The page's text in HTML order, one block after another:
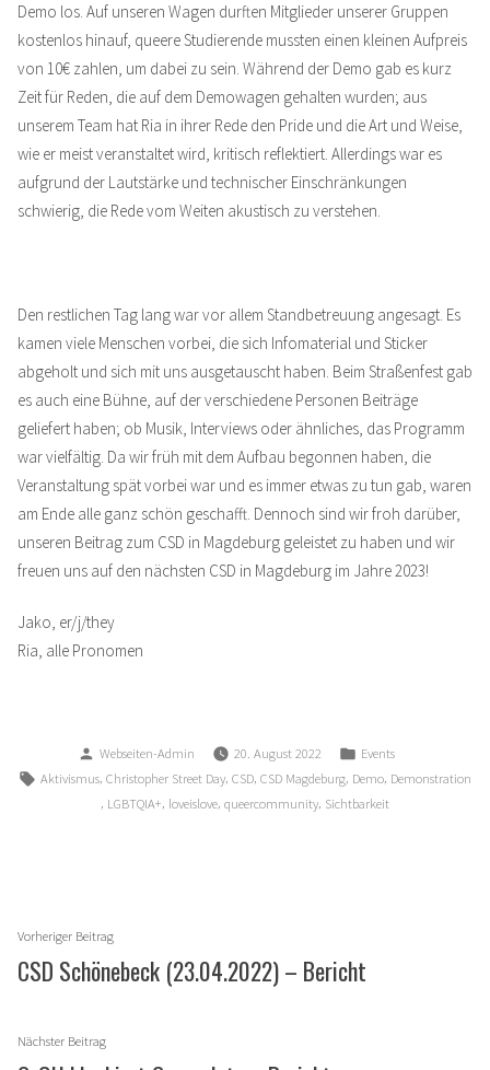
Demo los. Auf unseren Wagen durften Mitglieder unserer Gruppen
kostenlos hinauf, queere Studierende mussten einen kleinen Aufpreis
von 10€ zahlen, um dabei zu sein. Während der Demo gab es kurz
Zeit für Reden, die auf dem Demowagen gehalten wurden; aus
unserem Team hat Ria in ihrer Rede den Pride und die Art und Weise,
wie er meist veranstaltet wird, kritisch reflektiert. Allerdings war es
aufgrund der Lautstärke und technischer Einschränkungen
schwierig, die Rede vom Weiten akustisch zu verstehen.
Den restlichen Tag lang war vor allem Standbetreuung angesagt. Es
kamen viele Menschen vorbei, die sich Infomaterial und Sticker
abgeholt und sich mit uns ausgetauscht haben. Beim Straßenfest gab
es auch eine Bühne, auf der verschiedene Personen Beiträge
geliefert haben; ob Musik, Interviews oder ähnliches, das Programm
war vielfältig. Da wir früh mit dem Aufbau begonnen haben, die
Veranstaltung spät vorbei war und es immer etwas zu tun gab, waren
am Ende alle ganz schön geschafft. Dennoch sind wir froh darüber,
unseren Beitrag zum CSD in Magdeburg geleistet zu haben und wir
freuen uns auf den nächsten CSD in Magdeburg im Jahre 2023!
Jako, er/j/they
Ria, alle Pronomen
Verfasst
von
Webseiten-Admin 20. August 2022
Veröffentlicht
in
Events
Schlagwörter:
Aktivismus Christopher Street Day CSD CSD Magdeburg Demo Demonstration
LGBTQIA+ loveislove queercommunity Sichtbarkeit
Beitragsnavigation
Vorheriger BeitragVorheriger
Beitrag:
CSD Schönebeck (23.04.2022) – Bericht
Nächster BeitragNächster